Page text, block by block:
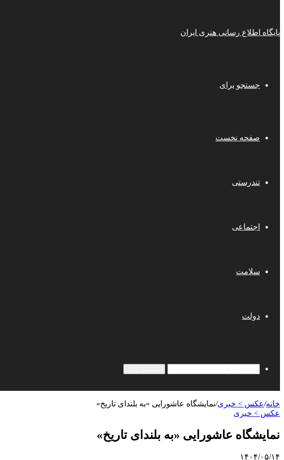
پایگاه اطلاع رسانی هنری ایران
جستجو برای
صفحه نخست
تندرستی
اجتماعی
سلامت
دولت
خانه/عکس > خبری/نمایشگاه عاشورایی «به بلندای تاریخ»
عکس > خبری
نمایشگاه عاشورایی «به بلندای تاریخ»
۱۴۰۴/۰۵/۱۴